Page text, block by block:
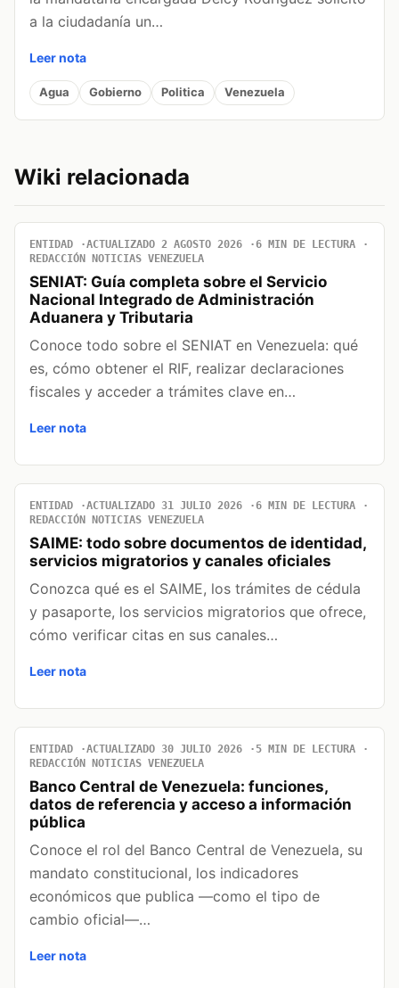
a la ciudadanía un…
Leer nota
Agua Gobierno Politica Venezuela
Wiki relacionada
ENTIDAD ACTUALIZADO 2 AGOSTO 2026
6 MIN DE LECTURA
REDACCIÓN NOTICIAS VENEZUELA
SENIAT: Guía completa sobre el Servicio
Nacional Integrado de Administración
Aduanera y Tributaria
Conoce todo sobre el SENIAT en Venezuela: qué
es, cómo obtener el RIF, realizar declaraciones
fiscales y acceder a trámites clave en…
Leer nota
ENTIDAD ACTUALIZADO 31 JULIO 2026
6 MIN DE LECTURA
REDACCIÓN NOTICIAS VENEZUELA
SAIME: todo sobre documentos de identidad,
servicios migratorios y canales oficiales
Conozca qué es el SAIME, los trámites de cédula
y pasaporte, los servicios migratorios que ofrece,
cómo verificar citas en sus canales…
Leer nota
ENTIDAD ACTUALIZADO 30 JULIO 2026
5 MIN DE LECTURA
REDACCIÓN NOTICIAS VENEZUELA
Banco Central de Venezuela: funciones,
datos de referencia y acceso a información
pública
Conoce el rol del Banco Central de Venezuela, su
mandato constitucional, los indicadores
económicos que publica —como el tipo de
cambio oficial—…
Leer nota